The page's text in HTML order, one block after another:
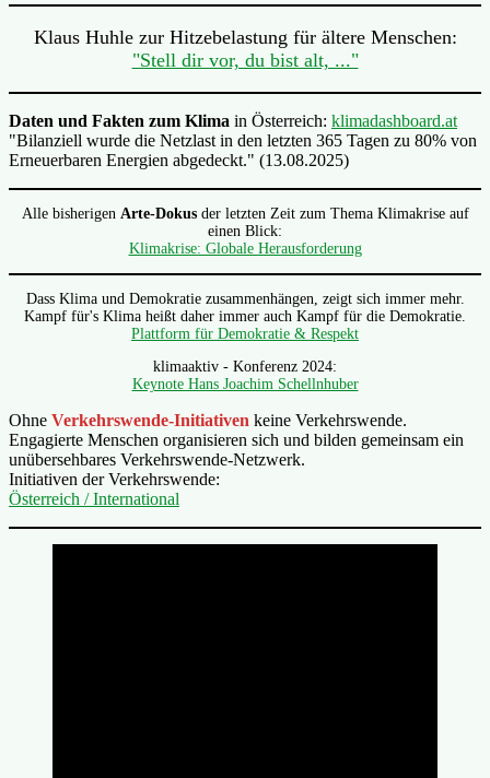
Klaus Huhle zur Hitzebelastung für ältere Menschen:
"Stell dir vor, du bist alt, ..."
Daten und Fakten zum Klima in Österreich: klimadashboard.at
"Bilanziell wurde die Netzlast in den letzten 365 Tagen zu 80% von
Erneuerbaren Energien abgedeckt." (13.08.2025)
Alle bisherigen Arte-Dokusder letzten Zeit zum Thema Klimakrise auf
einen Blick:
Klimakrise: Globale Herausforderung
Dass Klima und Demokratie zusammenhängen, zeigt sich immer mehr.
Kampf für's Klima heißt daher immer auch Kampf für die Demokratie.
Plattform für Demokratie & Respekt
klimaaktiv - Konferenz 2024:
Keynote Hans Joachim Schellnhuber
Ohne Verkehrswende-Initiativen keine Verkehrswende.
Engagierte Menschen organisieren sich und bilden gemeinsam ein
unübersehbares Verkehrswende-Netzwerk.
Initiativen der Verkehrswende:
Österreich / International